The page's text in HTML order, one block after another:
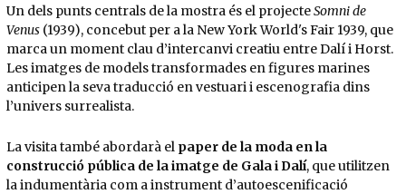
Un dels punts centrals de la mostra és el projecteSomni de
Venus (1939), concebut per a la New York World's Fair 1939, que
marca un moment clau d’intercanvi creatiu entre Dalí i Horst.
Les imatges de models transformades en figures marines
anticipen la seva traducció en vestuari i escenografia dins
l’univers surrealista.
La visita també abordarà el paper de la moda en la
construcció pública de la imatge de Gala i Dalí, que utilitzen
la indumentària com a instrument d’autoescenificació